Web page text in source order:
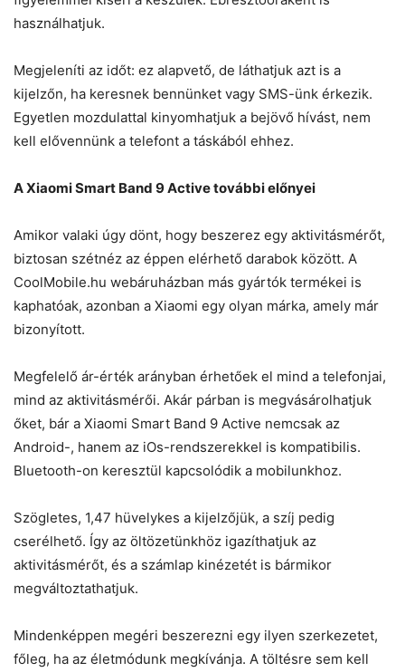
használhatjuk.
Megjeleníti az időt: ez alapvető, de láthatjuk azt is a
kijelzőn, ha keresnek bennünket vagy SMS-ünk érkezik.
Egyetlen mozdulattal kinyomhatjuk a bejövő hívást, nem
kell elővennünk a telefont a táskából ehhez.
A Xiaomi Smart Band 9 Active további előnyei
Amikor valaki úgy dönt, hogy beszerez egy aktivitásmérőt,
biztosan szétnéz az éppen elérhető darabok között. A
CoolMobile.hu webáruházban más gyártók termékei is
kaphatóak, azonban a Xiaomi egy olyan márka, amely már
bizonyított.
Megfelelő ár-érték arányban érhetőek el mind a telefonjai,
mind az aktivitásmérői. Akár párban is megvásárolhatjuk
őket, bár a Xiaomi Smart Band 9 Active nemcsak az
Android-, hanem az iOs-rendszerekkel is kompatibilis.
Bluetooth-on keresztül kapcsolódik a mobilunkhoz.
Szögletes, 1,47 hüvelykes a kijelzőjük, a szíj pedig
cserélhető. Így az öltözetünkhöz igazíthatjuk az
aktivitásmérőt, és a számlap kinézetét is bármikor
megváltoztathatjuk.
Mindenképpen megéri beszerezni egy ilyen szerkezetet,
főleg, ha az életmódunk megkívánja. A töltésre sem kell